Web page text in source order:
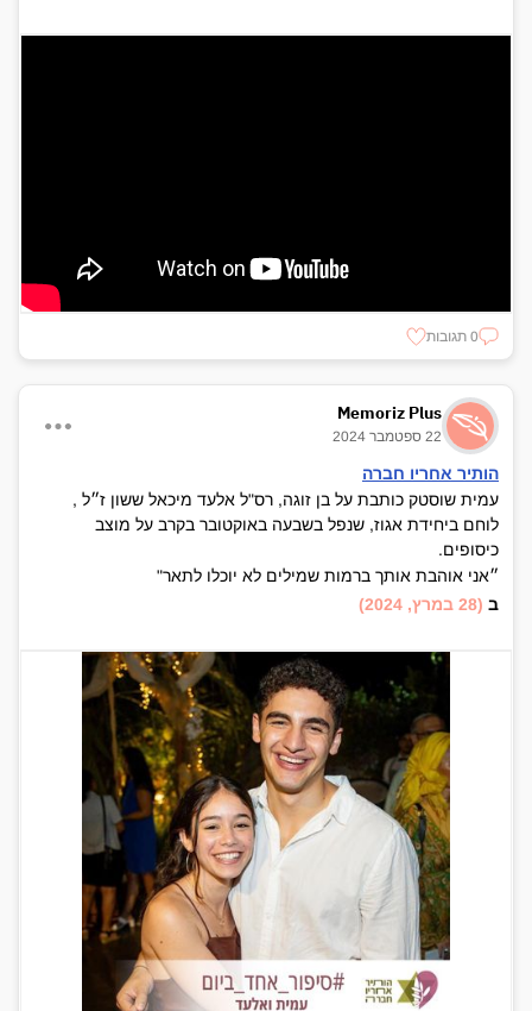
0 תגובות
Memoriz Plus
22 ספטמבר 2024
הותיר אחריו חברה
עמית שוסטק כותבת על בן זוגה, רס"ל אלעד מיכאל ששון ז״ל ,
לוחם ביחידת אגוז, שנפל בשבעה באוקטובר בקרב על מוצב
כיסופים.
״אני אוהבת אותך ברמות שמילים לא יוכלו לתאר"
ב (28 במרץ, 2024)